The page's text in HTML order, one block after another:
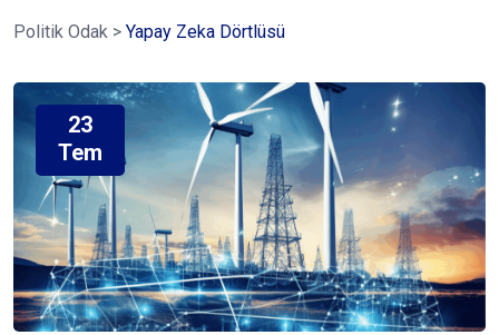
Politik Odak > Yapay Zeka Dörtlüsü
23
Tem